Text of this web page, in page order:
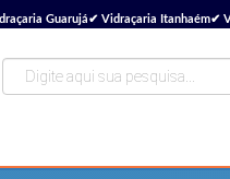
Guarujá✔ Vidraçaria